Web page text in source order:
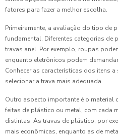
fatores para fazer a melhor escolha.
Primeiramente, a avaliação do tipo de
fundamental. Diferentes categorias de
travas anel. Por exemplo, roupas
enquanto eletrônicos podem
Conhecer as características dos itens
selecionar a trava mais adequada.
Outro aspecto importante é o material
feitas de plástico ou metal, com cada
distintas. As travas de plástico, por
mais econômicas, enquanto as de